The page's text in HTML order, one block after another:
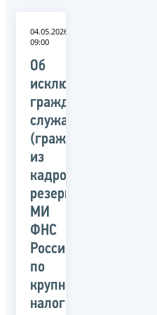
04.05.2026
09:00
Об
исключении
гражданских
служащих
(граждан)
из
кадрового
резерва
МИ
ФНС
России
по
крупнейшим
налогоплательщикам